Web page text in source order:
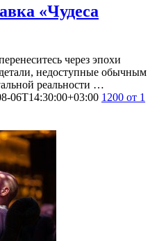
«Чудеса
через эпохи
недоступные обычным
реальности …
06T14:30:00+03:00 1200 от 1